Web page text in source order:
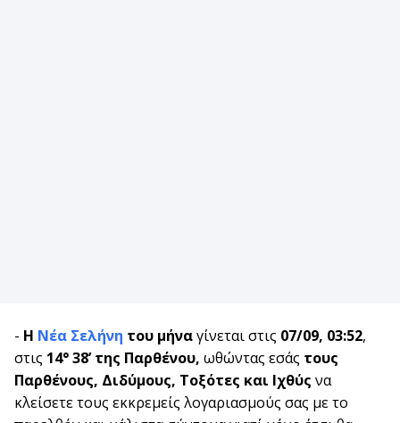
- Η Νέα Σελήνη του μήναγίνεται στις 07/09, 03:52,
στις 14° 38’ της Παρθένου, ωθώντας εσάς τους
Παρθένους, Διδύμους, Τοξότες και Ιχθύς να
κλείσετε τους εκκρεμείς λογαριασμούς σας με το